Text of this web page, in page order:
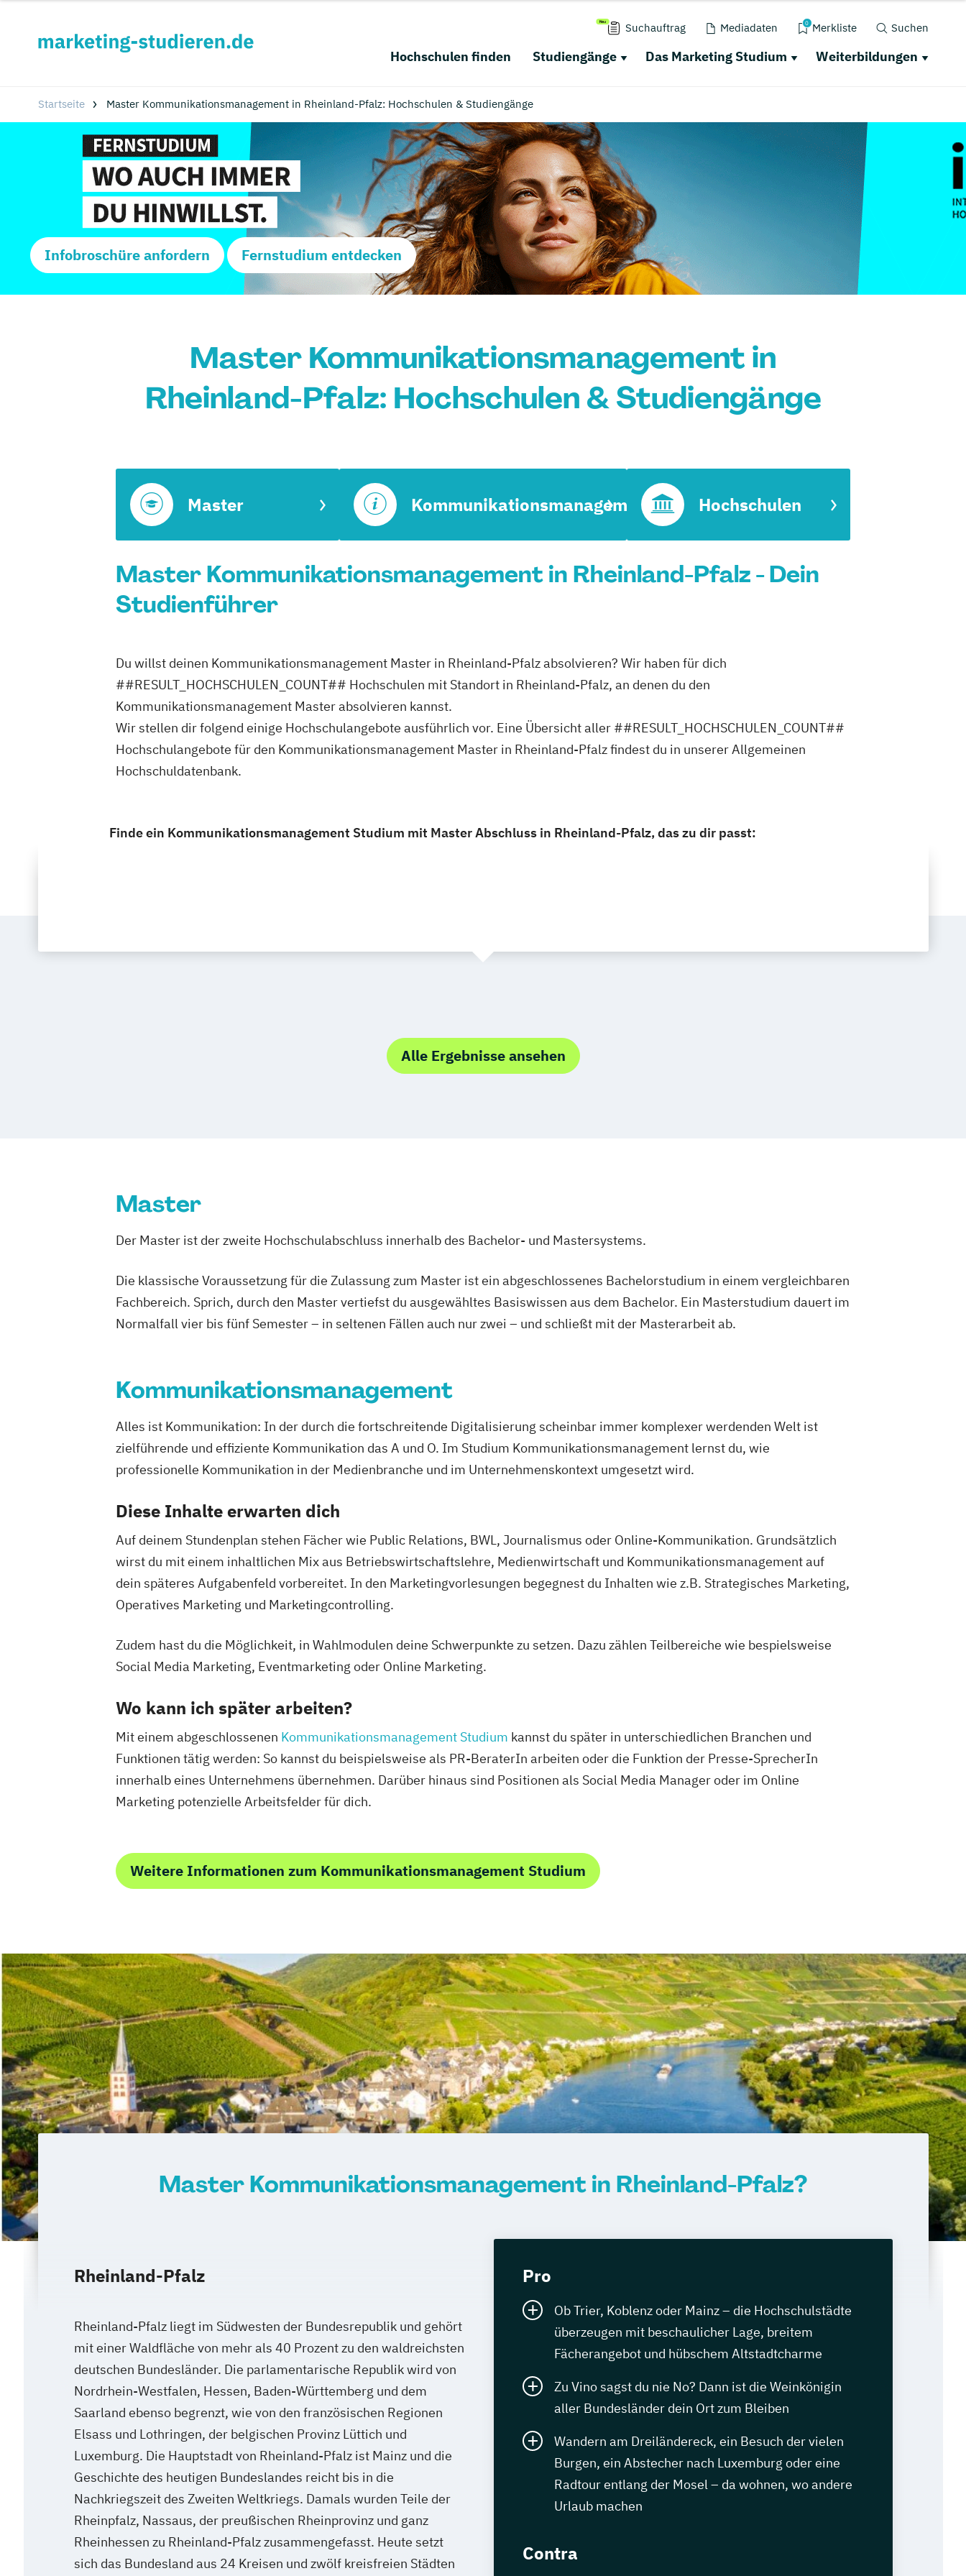
Suchauftrag Mediadaten 0 Merkliste Suchen
Hochschulen finden Studiengänge Das Marketing Studium Weiterbildungen
Startseite Master Kommunikationsmanagement in Rheinland-Pfalz: Hochschulen & Studiengänge
Infobroschüre anfordern Fernstudium entdecken
Master Kommunikationsmanagement in
Rheinland-Pfalz: Hochschulen & Studiengänge
Master Kommunikationsmanagement Hochschulen
Master Kommunikationsmanagement in Rheinland-Pfalz - Dein
Studienführer
Du willst deinen Kommunikationsmanagement Master in Rheinland-Pfalz absolvieren? Wir haben für dich
##RESULT_HOCHSCHULEN_COUNT## Hochschulen mit Standort in Rheinland-Pfalz, an denen du den
Kommunikationsmanagement Master absolvieren kannst.
Wir stellen dir folgend einige Hochschulangebote ausführlich vor. Eine Übersicht aller ##RESULT_HOCHSCHULEN_COUNT##
Hochschulangebote für den Kommunikationsmanagement Master in Rheinland-Pfalz findest du in unserer Allgemeinen
Hochschuldatenbank.
Finde ein Kommunikationsmanagement Studium mit Master Abschluss in Rheinland-Pfalz, das zu dir passt:
Alle Ergebnisse ansehen
Master
Der Master ist der zweite Hochschulabschluss innerhalb des Bachelor- und Mastersystems.
Die klassische Voraussetzung für die Zulassung zum Master ist ein abgeschlossenes Bachelorstudium in einem vergleichbaren
Fachbereich. Sprich, durch den Master vertiefst du ausgewähltes Basiswissen aus dem Bachelor. Ein Masterstudium dauert im
Normalfall vier bis fünf Semester – in seltenen Fällen auch nur zwei – und schließt mit der Masterarbeit ab.
Kommunikationsmanagement
Alles ist Kommunikation: In der durch die fortschreitende Digitalisierung scheinbar immer komplexer werdenden Welt ist
zielführende und effiziente Kommunikation das A und O. Im Studium Kommunikationsmanagement lernst du, wie
professionelle Kommunikation in der Medienbranche und im Unternehmenskontext umgesetzt wird.
Diese Inhalte erwarten dich
Auf deinem Stundenplan stehen Fächer wie Public Relations, BWL, Journalismus oder Online-Kommunikation. Grundsätzlich
wirst du mit einem inhaltlichen Mix aus Betriebswirtschaftslehre, Medienwirtschaft und Kommunikationsmanagement auf
dein späteres Aufgabenfeld vorbereitet. In den Marketingvorlesungen begegnest du Inhalten wie z.B. Strategisches Marketing,
Operatives Marketing und Marketingcontrolling.
Zudem hast du die Möglichkeit, in Wahlmodulen deine Schwerpunkte zu setzen. Dazu zählen Teilbereiche wie bespielsweise
Social Media Marketing, Eventmarketing oder Online Marketing.
Wo kann ich später arbeiten?
Mit einem abgeschlossenen Kommunikationsmanagement Studium kannst du später in unterschiedlichen Branchen und
Funktionen tätig werden: So kannst du beispielsweise als PR-BeraterIn arbeiten oder die Funktion der Presse-SprecherIn
innerhalb eines Unternehmens übernehmen. Darüber hinaus sind Positionen als Social Media Manager oder im Online
Marketing potenzielle Arbeitsfelder für dich.
Weitere Informationen zum Kommunikationsmanagement Studium
Master Kommunikationsmanagement in Rheinland-Pfalz?
Rheinland-Pfalz
Rheinland-Pfalz liegt im Südwesten der Bundesrepublik und gehört
mit einer Waldfläche von mehr als 40 Prozent zu den waldreichsten
deutschen Bundesländer. Die parlamentarische Republik wird von
Nordrhein-Westfalen, Hessen, Baden-Württemberg und dem
Saarland ebenso begrenzt, wie von den französischen Regionen
Elsass und Lothringen, der belgischen Provinz Lüttich und
Luxemburg. Die Hauptstadt von Rheinland-Pfalz ist Mainz und die
Geschichte des heutigen Bundeslandes reicht bis in die
Nachkriegszeit des Zweiten Weltkriegs. Damals wurden Teile der
Rheinpfalz, Nassaus, der preußischen Rheinprovinz und ganz
Rheinhessen zu Rheinland-Pfalz zusammengefasst. Heute setzt
sich das Bundesland aus 24 Kreisen und zwölf kreisfreien Städten
Pro
Ob Trier, Koblenz oder Mainz – die Hochschulstädte
überzeugen mit beschaulicher Lage, breitem
Fächerangebot und hübschem Altstadtcharme
Zu Vino sagst du nie No? Dann ist die Weinkönigin
aller Bundesländer dein Ort zum Bleiben
Wandern am Dreiländereck, ein Besuch der vielen
Burgen, ein Abstecher nach Luxemburg oder eine
Radtour entlang der Mosel – da wohnen, wo andere
Urlaub machen
Contra